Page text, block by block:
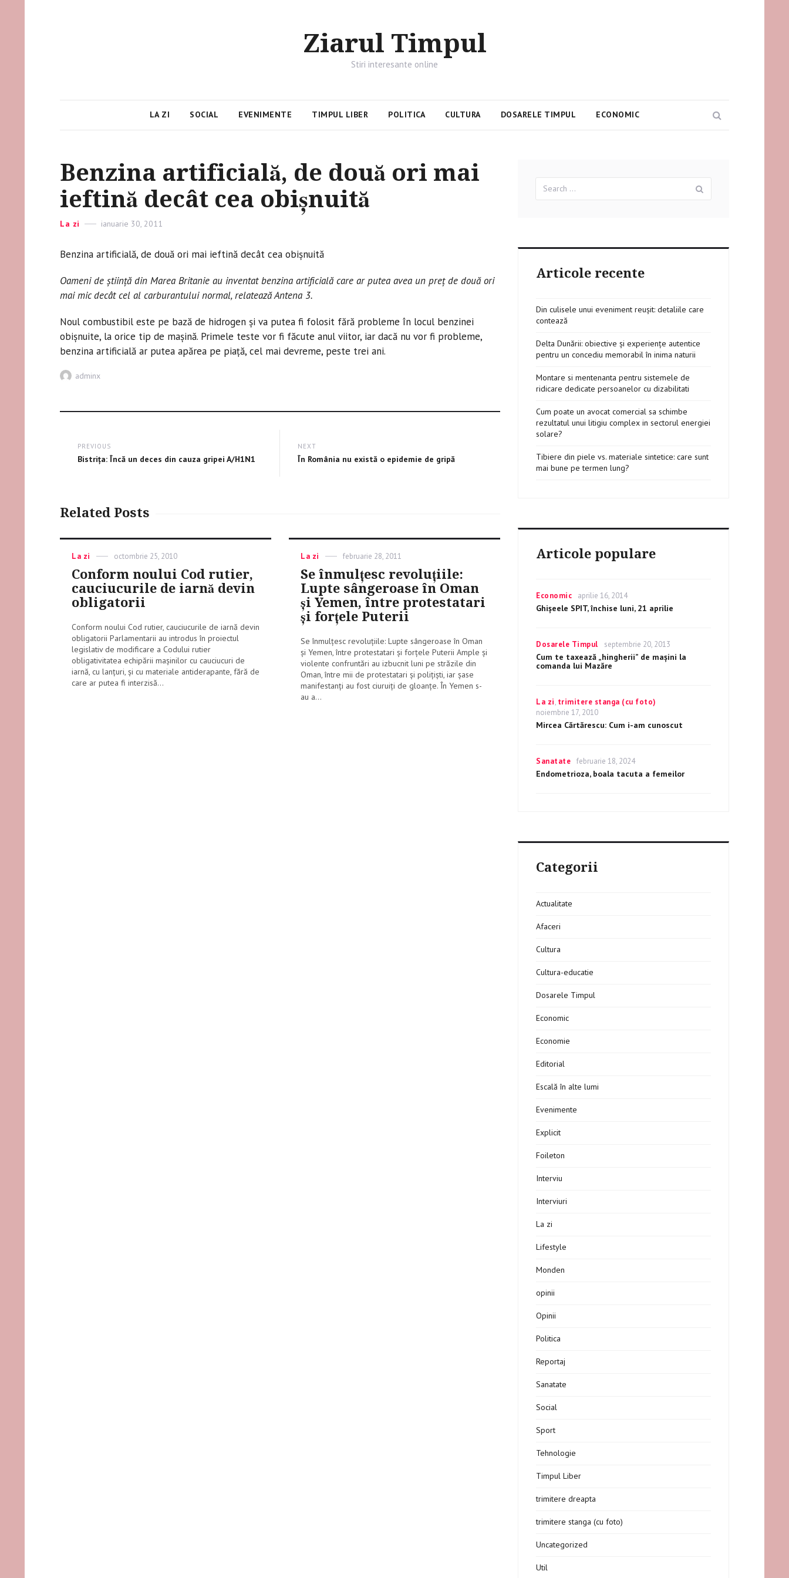
Ziarul Timpul
Stiri interesante online
LA ZI SOCIAL EVENIMENTE TIMPUL LIBER POLITICA CULTURA DOSARELE TIMPUL ECONOMIC
Benzina artificială, de două ori mai
ieftină decât cea obişnuită
Categories
La zi
Posted
ianuarie 30, 2011
Benzina artificială, de două ori mai ieftină decât cea obişnuită
Oameni de ştiinţă din Marea Britanie au inventat benzina artificială care ar putea avea un preţ de două ori
mai mic decât cel al carburantului normal, relatează Antena 3.
Noul combustibil este pe bază de hidrogen şi va putea fi folosit fără probleme în locul benzinei
obişnuite, la orice tip de maşină. Primele teste vor fi făcute anul viitor, iar dacă nu vor fi probleme,
benzina artificială ar putea apărea pe piaţă, cel mai devreme, peste trei ani.
Author
adminx
navigation
PREVIOUS
Previous
Bistriţa: Încă un deces din cauza gripei A/H1N1
NEXT
Next
În România nu există o epidemie de gripă
Related Posts
Categories
La zi
Posted
octombrie 25, 2010
Conform noului Cod rutier,
cauciucurile de iarnă devin
obligatorii
Conform noului Cod rutier, cauciucurile de iarnă devin
obligatorii Parlamentarii au introdus în proiectul
legislativ de modificare a Codului rutier
obligativitatea echipării mașinilor cu cauciucuri de
iarnă, cu lanţuri, și cu materiale antiderapante, fără de
care ar putea fi interzisă...
Categories
La zi
Posted
februarie 28, 2011
Se înmulțesc revoluțiile:
Lupte sângeroase în Oman
și Yemen, între protestatari
și forțele Puterii
Se înmulțesc revoluțiile: Lupte sângeroase în Oman
și Yemen, între protestatari și forțele Puterii Ample și
violente confruntări au izbucnit luni pe străzile din
Oman, între mii de protestatari şi poliţişti, iar șase
manifestanţi au fost ciuruiţi de gloanţe. În Yemen s-
au a...
for:
Articole recente
Din culisele unui eveniment reușit: detaliile care
contează
Delta Dunării: obiective și experiențe autentice
pentru un concediu memorabil în inima naturii
Montare si mentenanta pentru sistemele de
ridicare dedicate persoanelor cu dizabilitati
Cum poate un avocat comercial sa schimbe
rezultatul unui litigiu complex in sectorul energiei
solare?
Tibiere din piele vs. materiale sintetice: care sunt
mai bune pe termen lung?
Articole populare
Categories
Economic
Posted
on
aprilie 16, 2014
Ghişeele SPIT, închise luni, 21 aprilie
Categories
Dosarele Timpul
Posted
on
septembrie 20, 2013
Cum te taxează „hingherii” de mașini la
comanda lui Mazăre
Categories
La zi, trimitere stanga (cu foto)
Posted
on
noiembrie 17, 2010
Mircea Cărtărescu: Cum i-am cunoscut
Categories
Sanatate Posted
on
februarie 18, 2024
Endometrioza, boala tacuta a femeilor
Categorii
Actualitate
Afaceri
Cultura
Cultura-educatie
Dosarele Timpul
Economic
Economie
Editorial
Escală în alte lumi
Evenimente
Explicit
Foileton
Interviu
Interviuri
La zi
Lifestyle
Monden
opinii
Opinii
Politica
Reportaj
Sanatate
Social
Sport
Tehnologie
Timpul Liber
trimitere dreapta
trimitere stanga (cu foto)
Uncategorized
Util